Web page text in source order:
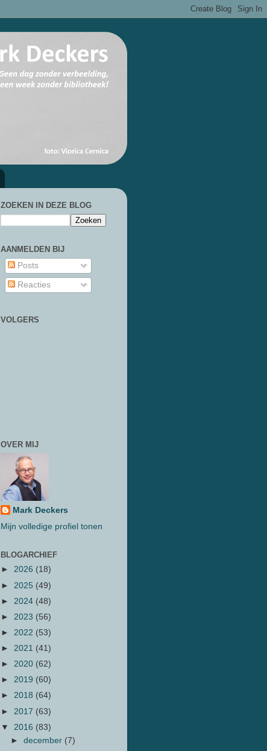
ZOEKEN IN DEZE BLOG
AANMELDEN BIJ
Posts
Reacties
VOLGERS
OVER MIJ
Mark Deckers
Mijn volledige profiel tonen
BLOGARCHIEF
► 2026 (18)
► 2025 (49)
► 2024 (48)
► 2023 (56)
► 2022 (53)
► 2021 (41)
► 2020 (62)
► 2019 (60)
► 2018 (64)
► 2017 (63)
▼ 2016 (83)
►december (7)